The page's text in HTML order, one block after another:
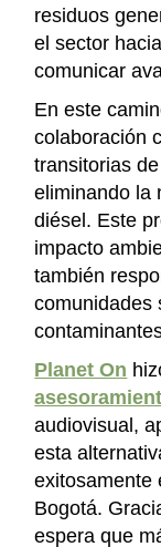
residuos
el sector
comunicar
En este
colaboración
transitorias
eliminando la
diésel. Este
impacto
también
comunidades
Planet On
audiovisual,
esta
exitosamente
Bogotá.
espera que